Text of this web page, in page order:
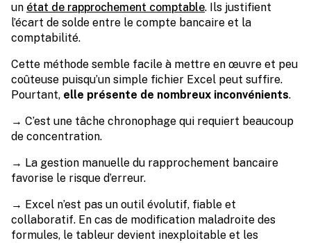
un état de rapprochement comptable. Ils justifient
l’écart de solde entre le compte bancaire et la
comptabilité.
Cette méthode semble facile à mettre en œuvre et peu
coûteuse puisqu’un simple fichier Excel peut suffire.
Pourtant, elle présente de nombreux inconvénients.
→ C’est une tâche chronophage qui requiert beaucoup
de concentration.
→ La gestion manuelle du rapprochement bancaire
favorise le risque d’erreur.
→ Excel n’est pas un outil évolutif, fiable et
collaboratif. En cas de modification maladroite des
formules, le tableur devient inexploitable et les